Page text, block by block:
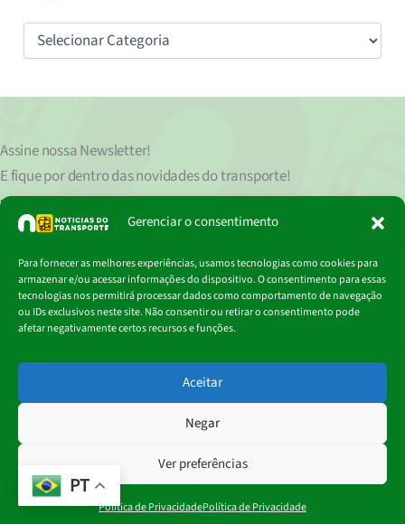
Gerenciar o consentimento
Para fornecer as melhores experiências, usamos tecnologias como cookies para
armazenar e/ou acessar informações do dispositivo. O consentimento para essas
tecnologias nos permitirá processar dados como comportamento de navegação
ou IDs exclusivos neste site. Não consentir ou retirar o consentimento pode
afetar negativamente certos recursos e funções.
Aceitar
Negar
Ver preferências
Política de PrivacidadePolítica de Privacidade
Assine nossaNewsletter!
E fique por dentro das novidades do transporte!
Seu endereço de e-mail
clicando aqui.
Digite
mail…
Assinar
© 2018 - 2026
Portal Notícias do Transporte
PT